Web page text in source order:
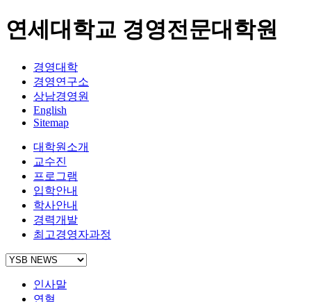
연세대학교 경영전문대학원
경영대학
경영연구소
상남경영원
English
Sitemap
대학원소개
교수진
프로그램
입학안내
학사안내
경력개발
최고경영자과정
인사말
연혁